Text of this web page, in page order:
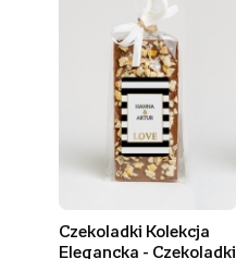
Czekoladki Kolekcja
Elegancka - Czekoladki